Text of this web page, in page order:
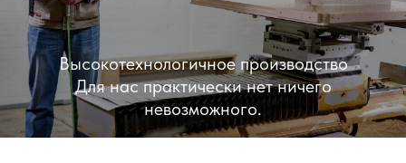
Высокотехнологичное производство
Для нас практически нет ничего
невозможного.